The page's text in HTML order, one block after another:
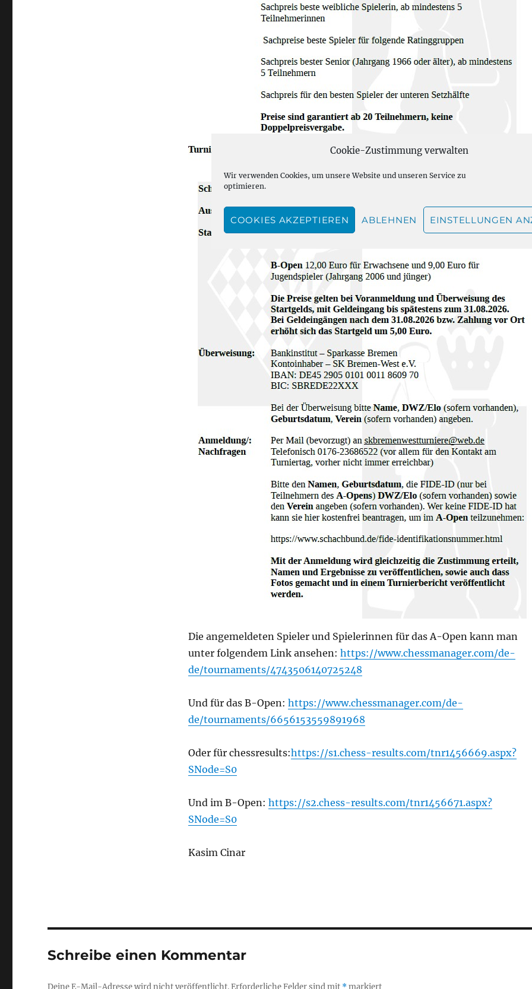
Cookie-Zustimmung verwalten
Wir verwenden Cookies, um unsere Website und unseren Service zu
optimieren.
COOKIES AKZEPTIEREN ABLEHNEN EINSTELLUNGEN
Die angemeldeten Spieler und Spielerinnen für das A-Open kann man
unter folgendem Link ansehen: https://www.chessmanager.com/de-
de/tournaments/4743506140725248
Und für das B-Open: https://www.chessmanager.com/de-
de/tournaments/6656153559891968
Oder für chessresults:https://s1.chess-results.com/tnr1456669.aspx?
SNode=S0
Und im B-Open: https://s2.chess-results.com/tnr1456671.aspx?
SNode=S0
Kasim Cinar
Schreibe einen Kommentar